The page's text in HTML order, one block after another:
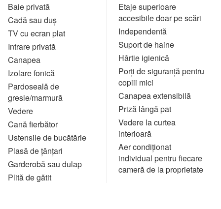
Baie privată
Cadă sau duş
TV cu ecran plat
Intrare privată
Canapea
Izolare fonică
Pardoseală de
gresie/marmură
Vedere
Cană fierbător
Ustensile de bucătărie
Plasă de ţânţari
Garderobă sau dulap
Plită de gătit
Etaje superioare
accesibile doar pe scări
Independentă
Suport de haine
Hârtie igienică
Porți de siguranță pentru
copiii mici
Canapea extensibilă
Priză lângă pat
Vedere la curtea
interioară
Aer condiționat
individual pentru fiecare
cameră de la proprietate